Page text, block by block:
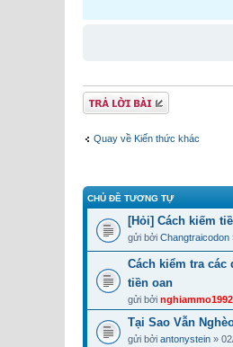
Gửi bài trả lời
Quay về Kiến thức khác
CHỦ ĐỀ TƯƠNG TỰ
[Hỏi] Cách kiếm
gửi bởi Changtraicodon
Cách kiểm tra
tiền oan
gửi bởi nghiammo1992
Tại Sao Vẫn
gửi bởi antonystein »